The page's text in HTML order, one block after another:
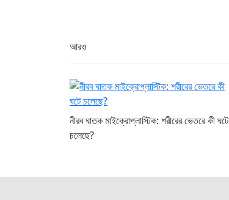
আরও
নীরব ঘাতক মাইক্রোপ্লাস্টিক: শরীরের ভেতরে কী ঘটে
চলেছে?